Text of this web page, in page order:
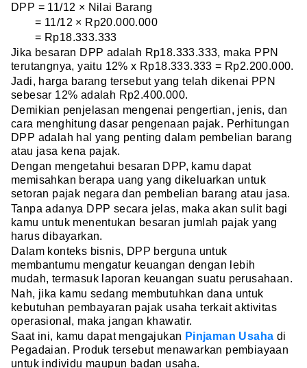
DPP = 11/12 × Nilai Barang
= 11/12 × Rp20.000.000
= Rp18.333.333
Jika besaran DPP adalah Rp18.333.333, maka PPN
terutangnya, yaitu 12% x Rp18.333.333 = Rp2.200.000.
Jadi, harga barang tersebut yang telah dikenai PPN
sebesar 12% adalah Rp2.400.000.
Demikian penjelasan mengenai pengertian, jenis, dan
cara menghitung dasar pengenaan pajak. Perhitungan
DPP adalah hal yang penting dalam pembelian barang
atau jasa kena pajak.
Dengan mengetahui besaran DPP, kamu dapat
memisahkan berapa uang yang dikeluarkan untuk
setoran pajak negara dan pembelian barang atau jasa.
Tanpa adanya DPP secara jelas, maka akan sulit bagi
kamu untuk menentukan besaran jumlah pajak yang
harus dibayarkan.
Dalam konteks bisnis, DPP berguna untuk
membantumu mengatur keuangan dengan lebih
mudah, termasuk laporan keuangan suatu perusahaan.
Nah, jika kamu sedang membutuhkan dana untuk
kebutuhan pembayaran pajak usaha terkait aktivitas
operasional, maka jangan khawatir.
Saat ini, kamu dapat mengajukan Pinjaman Usaha di
Pegadaian. Produk tersebut menawarkan pembiayaan
untuk individu maupun badan usaha.